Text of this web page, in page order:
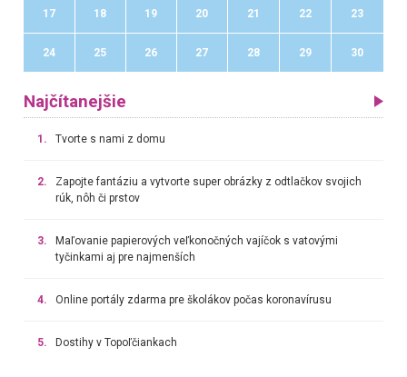
17 18 19 20 21 22 23
24 25 26 27 28 29 30
Najčítanejšie
1. Tvorte s nami z domu
2.
Zapojte fantáziu a vytvorte super obrázky z odtlačkov svojich
rúk, nôh či prstov
3.
Maľovanie papierových veľkonočných vajíčok s vatovými
tyčinkami aj pre najmenších
4. Online portály zdarma pre školákov počas koronavírusu
5. Dostihy v Topoľčiankach